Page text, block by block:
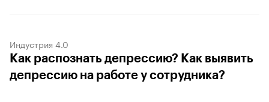
Индустрия 4.0
Как распознать депрессию? Как выявить
депрессию на работе у сотрудника?